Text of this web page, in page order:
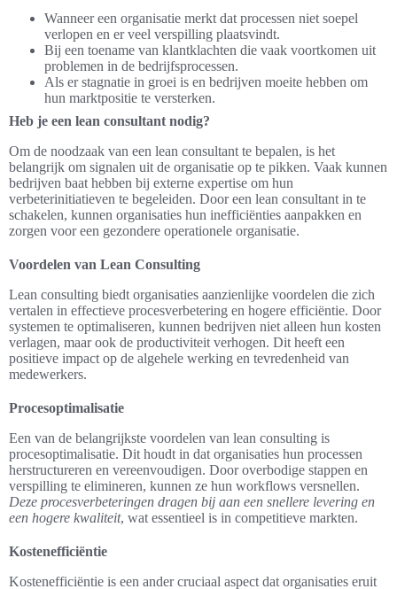
Wanneer een organisatie merkt dat processen niet soepel
verlopen en er veel verspilling plaatsvindt.
Bij een toename van klantklachten die vaak voortkomen uit
problemen in de bedrijfsprocessen.
Als er stagnatie in groei is en bedrijven moeite hebben om
hun marktpositie te versterken.
Heb je een lean consultant nodig?
Om de noodzaak van een lean consultant te bepalen, is het
belangrijk om signalen uit de organisatie op te pikken. Vaak kunnen
bedrijven baat hebben bij externe expertise om hun
verbeterinitiatieven te begeleiden. Door een lean consultant in te
schakelen, kunnen organisaties hun inefficiënties aanpakken en
zorgen voor een gezondere operationele organisatie.
Voordelen van Lean Consulting
Lean consulting biedt organisaties aanzienlijke voordelen die zich
vertalen in effectieve procesverbetering en hogere efficiëntie. Door
systemen te optimaliseren, kunnen bedrijven niet alleen hun kosten
verlagen, maar ook de productiviteit verhogen. Dit heeft een
positieve impact op de algehele werking en tevredenheid van
medewerkers.
Procesoptimalisatie
Een van de belangrijkste voordelen van lean consulting is
procesoptimalisatie. Dit houdt in dat organisaties hun processen
herstructureren en vereenvoudigen. Door overbodige stappen en
verspilling te elimineren, kunnen ze hun workflows versnellen.
Deze procesverbeteringen dragen bij aan een snellere levering en
een hogere kwaliteit, wat essentieel is in competitieve markten.
Kostenefficiëntie
Kostenefficiëntie is een ander cruciaal aspect dat organisaties eruit